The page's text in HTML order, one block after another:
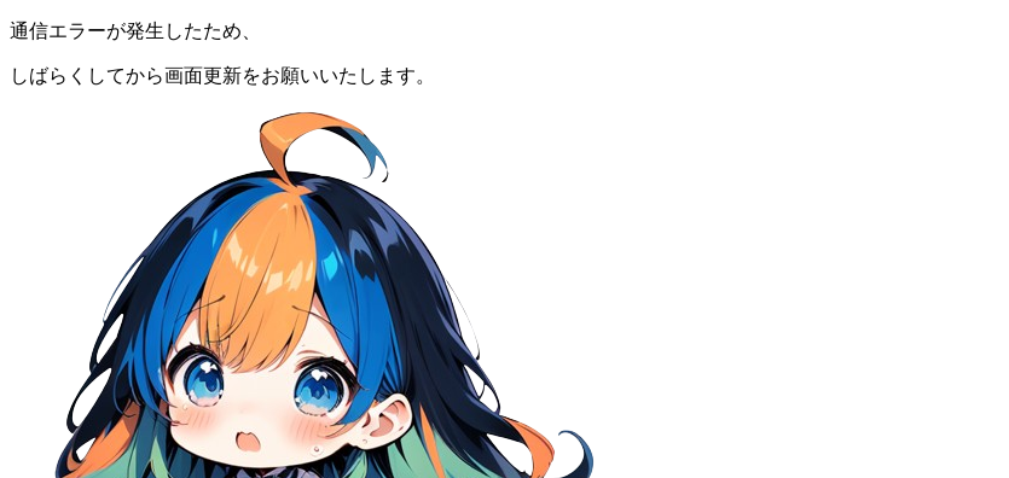
通信エラーが発生したため、
しばらくしてから画面更新をお願いいたします。